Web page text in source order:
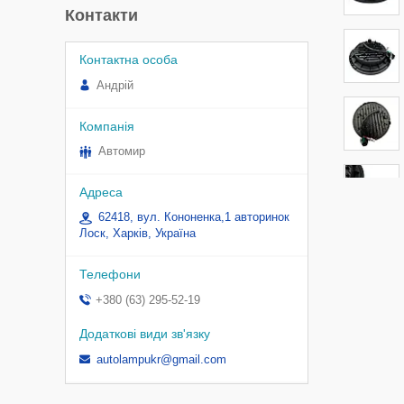
Контакти
Андрій
Автомир
62418, вул. Кононенка,1 авторинок
Лоск, Харків, Україна
+380 (63) 295-52-19
autolampukr@gmail.com